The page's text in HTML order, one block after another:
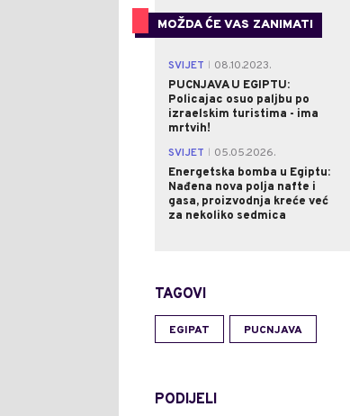
MOŽDA ĆE VAS ZANIMATI
SVIJET
08.10.2023.
PUCNJAVA U EGIPTU:
Policajac osuo paljbu po
izraelskim turistima - ima
mrtvih!
SVIJET
05.05.2026.
Energetska bomba u Egiptu:
Nađena nova polja nafte i
gasa, proizvodnja kreće već
za nekoliko sedmica
TAGOVI
EGIPAT PUCNJAVA
PODIJELI